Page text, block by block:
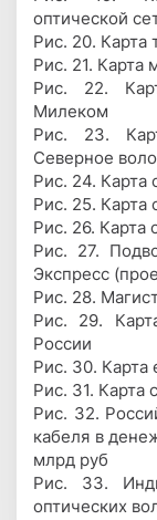
оптической
Рис. 20. Карта
Рис. 21. Карта
Рис. 22.
Милеком
Рис. 23.
Северное
Рис. 24. Карта
Рис. 25.
Рис. 26.
Рис. 27.
Экспресс
Рис. 28.
Рис. 29.
России
Рис. 30. Карта
Рис. 31. Карта
Рис. 32.
кабеля в
млрд руб
Рис. 33.
оптических